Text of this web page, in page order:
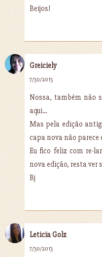
Beijos!
Greiciely
7/30/2013
Nossa, também não
aqui...
Mas pela edição
capa nova não parece
Eu fico feliz com re-
nova edição, resta ver
Bj
Leticia Golz
7/30/2013